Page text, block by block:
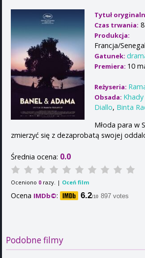
Tytuł
Czas trwania:
Produkcja:
Francja/
Gatunek:
Premiera: 10
Reżyseria:
Obsada:
Diallo, Binta
Młoda para w
zmierzyć się z dezaprobatą swojej
Średnia ocena: 0.0
Oceniono 0 razy. | Oceń film
Ocena IMDb©: 6.2/10 897 votes
Podobne filmy